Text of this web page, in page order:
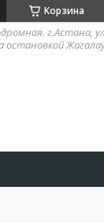
Корзина
г.Астана,
остановкой